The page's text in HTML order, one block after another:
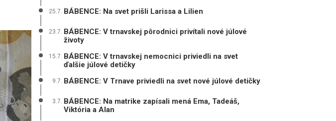
25.7. BÁBENCE: Na svet prišli Larissa a Lilien
23.7. BÁBENCE: V trnavskej pôrodnici privítali nové júlové
životy
15.7. BÁBENCE: V trnavskej nemocnici priviedli na svet
ďalšie júlové detičky
9.7. BÁBENCE: V Trnave priviedli na svet nové júlové detičky
3.7. BÁBENCE: Na matrike zapísali mená Ema, Tadeáš,
Viktória a Alan